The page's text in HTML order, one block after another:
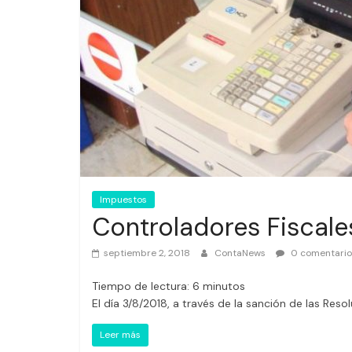
Impuestos
Controladores
septiembre 2, 2018 ContaNews 0
Tiempo de lectura: 6 minutos
El día 3/8/2018, a través de la sanción de las
Leer más